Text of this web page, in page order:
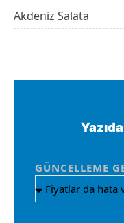
Akdeniz Salata
GÜNCELLEME